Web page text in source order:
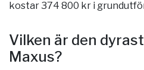
kostar 374 800 kr i
Vilken är den
Maxus?